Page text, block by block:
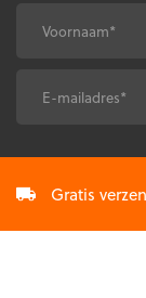
gekozen
worden
de
Voornaam*
Gratis